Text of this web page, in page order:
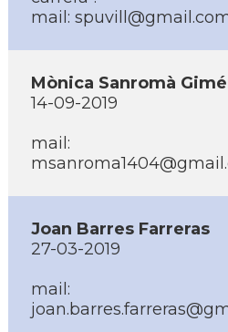
mail:
Mònica Sanromà
14-09-2019
mail:
Joan Barres Farreras
27-03-2019
mail: